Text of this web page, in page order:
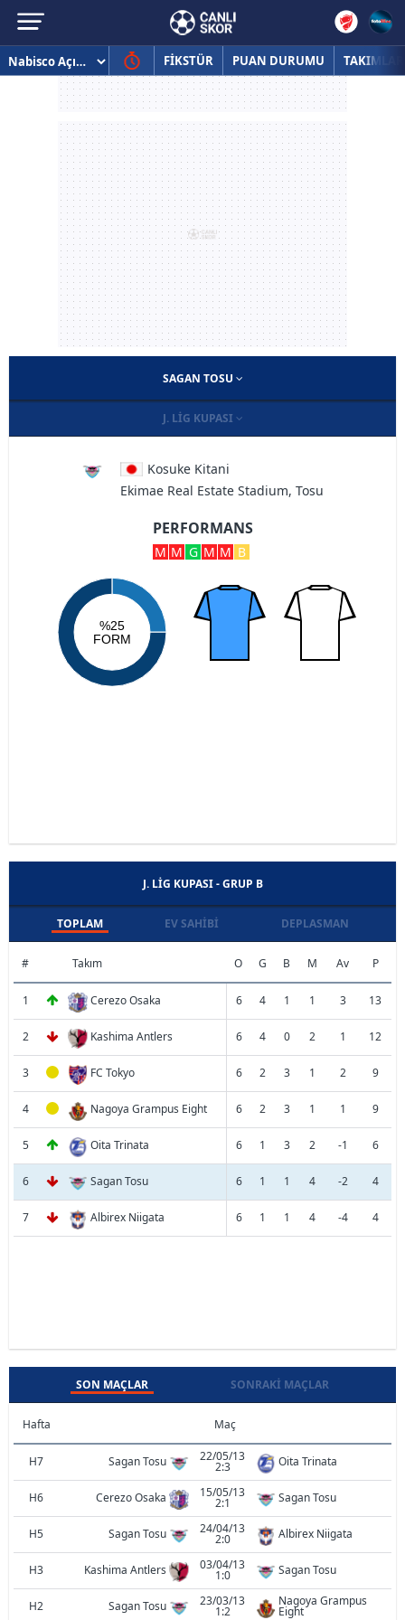
FİKSTÜR PUAN DURUMU TAKIMLAR
SAGAN TOSU
J. LIG KUPASI
Kosuke Kitani
Ekimae Real Estate Stadium, Tosu
PERFORMANS
M M G M M B
%25
FORM
J. LIG KUPASI - GRUP B
TOPLAM EV SAHIBI DEPLASMAN
# Takım O G B M Av P
1 Cerezo Osaka 6 4 1 1 3 13
2 Kashima Antlers 6 4 0 2 1 12
3 FC Tokyo 6 2 3 1 2 9
4 Nagoya Grampus Eight 6 2 3 1 1 9
5 Oita Trinata 6 1 3 2 -1 6
6 Sagan Tosu 6 1 1 4 -2 4
7 Albirex Niigata 6 1 1 4 -4 4
SON MAÇLAR SONRAKI MAÇLAR
Hafta Maç
H7 Sagan Tosu 22/05/13
2:3 Oita Trinata
H6 Cerezo Osaka 15/05/13
2:1 Sagan Tosu
H5 Sagan Tosu 24/04/13
2:0 Albirex Niigata
H3 Kashima Antlers 03/04/13
1:0 Sagan Tosu
H2 Sagan Tosu 23/03/13
1:2
Nagoya Grampus
Eight